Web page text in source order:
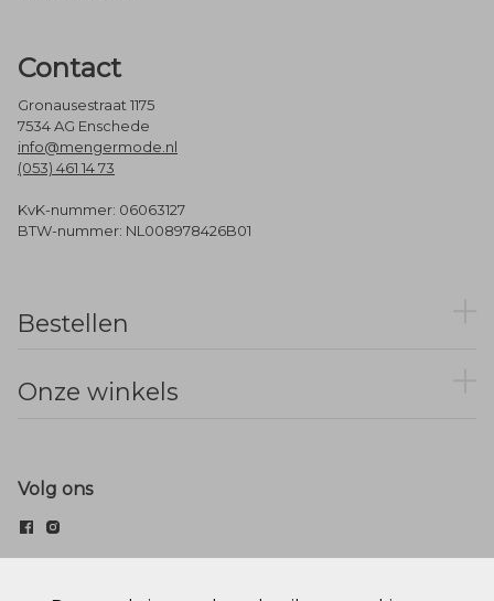
Contact
Gronausestraat 1175
7534 AG Enschede
info@mengermode.nl
(053) 461 14 73
KvK-nummer: 06063127
BTW-nummer: NL008978426B01
Bestellen
Onze winkels
Volg ons